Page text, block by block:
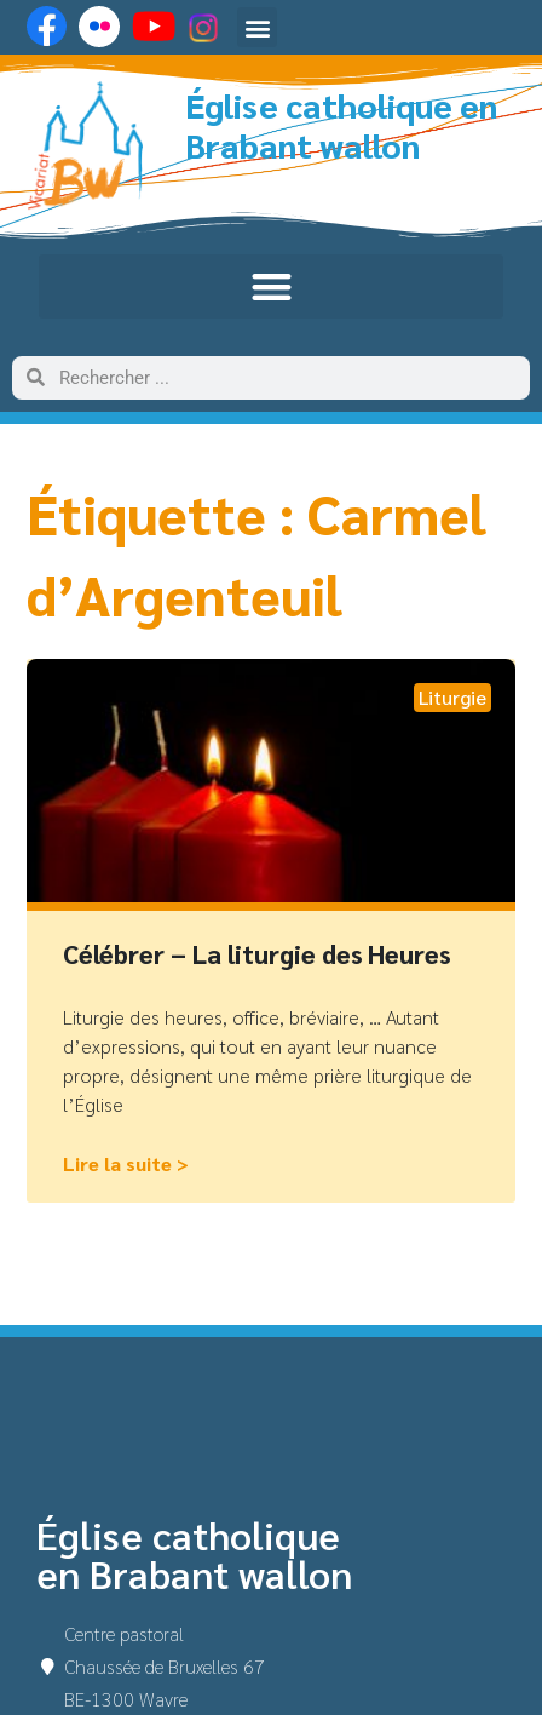
Église catholique en
Brabant wallon
Étiquette : Carmel
d’Argenteuil
Liturgie
Célébrer – La liturgie des Heures
Liturgie des heures, office, bréviaire, … Autant
d’expressions, qui tout en ayant leur nuance
propre, désignent une même prière liturgique de
l’Église
Lire la suite >
Église catholique
en Brabant wallon
Centre pastoral
Chaussée de Bruxelles 67
BE-1300 Wavre